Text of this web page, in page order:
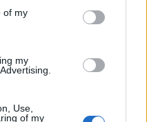
of my
my
Use,
of my
– Broadband vouchers